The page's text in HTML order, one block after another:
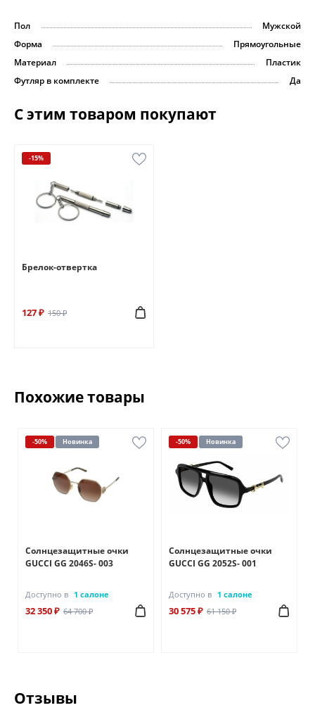
Пол
Мужской
Форма
Прямоугольные
Материал
Пластик
Футляр в комплекте
Да
С этим товаром покупают
-15%
Брелок-отвертка
127 ₽ 150 ₽
Похожие товары
-50% Новинка
Солнцезащитные очки
GUCCI GG 2046S- 003
Доступно в 1 салоне
32 350 ₽ 64 700 ₽
-50% Новинка
Солнцезащитные очки
GUCCI GG 2052S- 001
Доступно в 1 салоне
30 575 ₽ 61 150 ₽
Отзывы